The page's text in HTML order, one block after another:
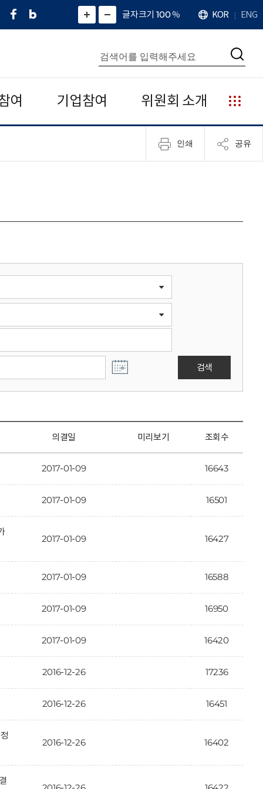
페
네
그
)
화
면
면
소
확
대
치
글자크기 100%
언
어
KOR ENG
통
합
검
색
검
여 기업참여 위원회 소개
누
리
집
안
인쇄 공유
검색
의결일 미리보기 조회수
2017-01-09 16643
2017-01-09 16501
2017-01-09 16427
2017-01-09 16588
2017-01-09 16950
2017-01-09 16420
2016-12-26 17236
2016-12-26 16451
2016-12-26 16402